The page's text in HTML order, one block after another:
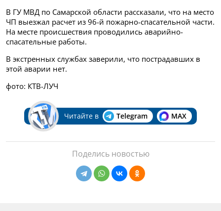
В ГУ МВД по Самарской области рассказали, что на место
ЧП выезжал расчет из 96-й пожарно-спасательной части.
На месте происшествия проводились аварийно-
спасательные работы.
В экстренных службах заверили, что пострадавших в
этой аварии нет.
фото: КТВ-ЛУЧ
Читайте в Telegram MAX
Поделись новостью